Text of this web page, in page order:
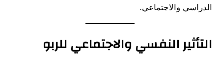
الدراسي والاجتماعي.
التأثير النفسي والاجتماعي للربو